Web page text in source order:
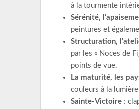
à la tourmente
Sérénité,
peintures et
Structuration,
par les « Noces de
points de vue.
La maturité, les
couleurs à la
Sainte-Victoire :